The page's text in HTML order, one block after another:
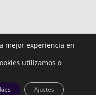
derechos reservados.
y Cookies
mejor experiencia en
utilizamos o
Ajustes